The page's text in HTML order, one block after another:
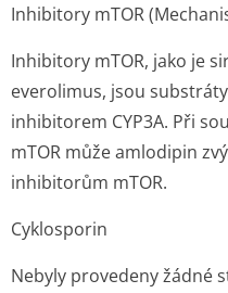
Inhibitory mTOR
Inhibitory mTOR, jako je
everolimus, jsou
inhibitorem CYP3A. Při
mTOR může amlodipin
inhibitorům mTOR.
Cyklosporin
Nebyly provedeny žádné